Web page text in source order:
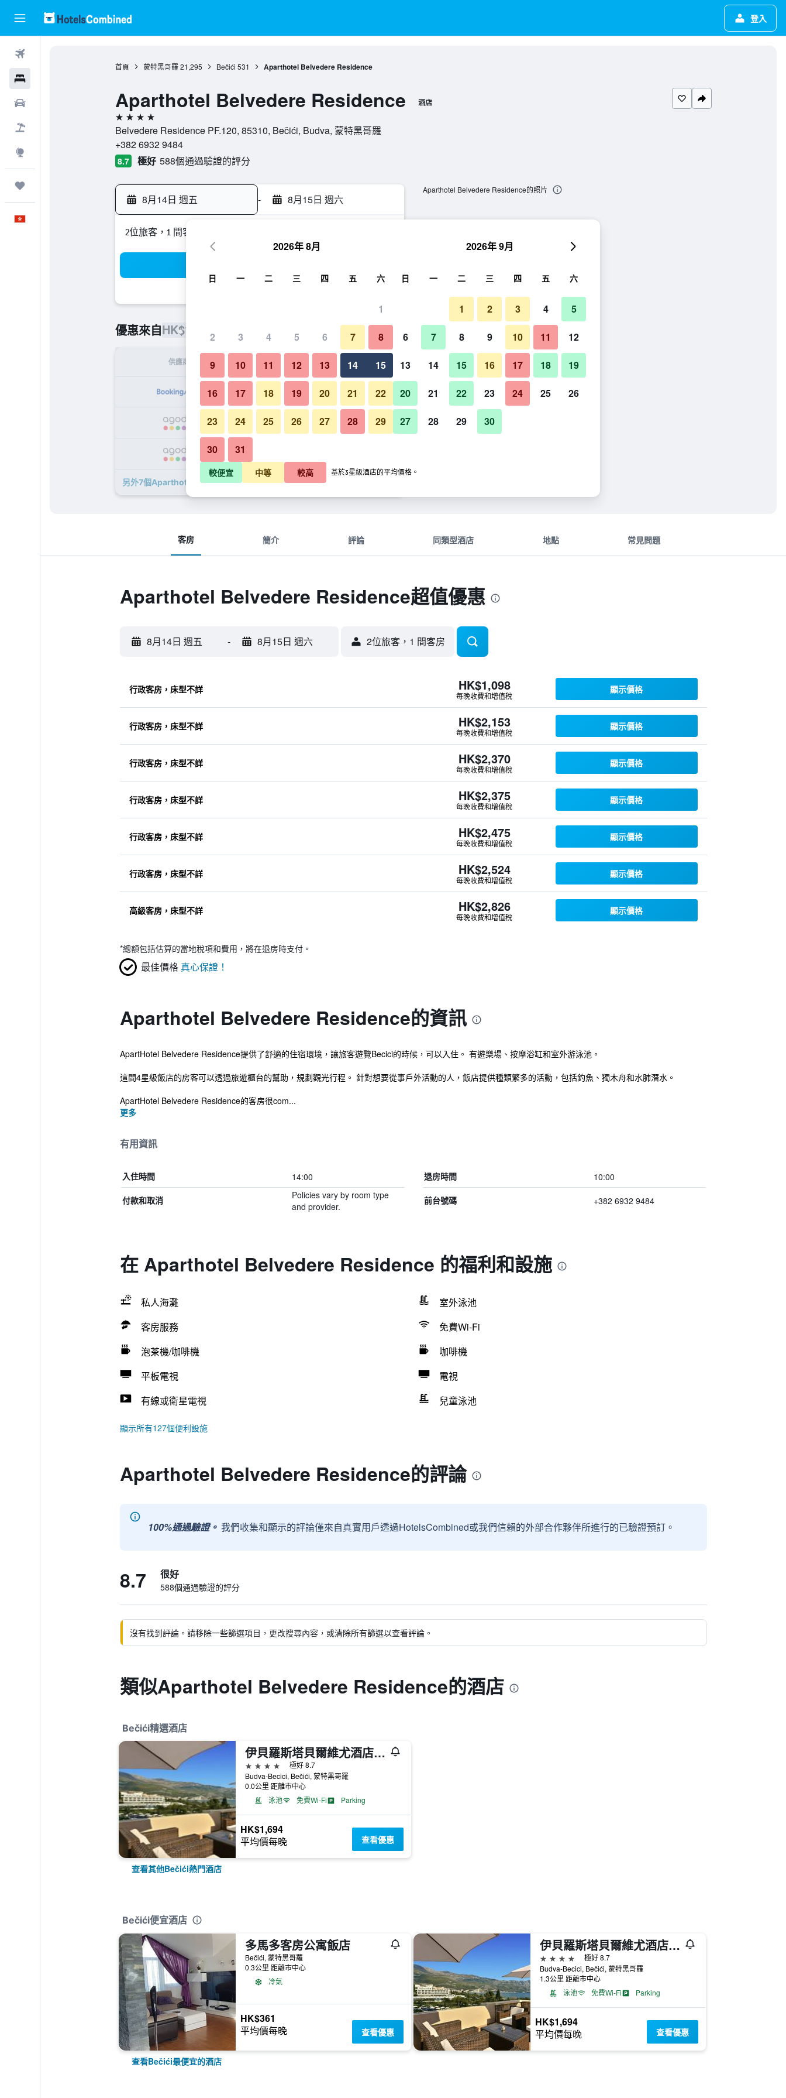
登入
首頁 蒙特黑哥羅 21,295 Bečići 531 Aparthotel Belvedere Residence
Aparthotel Belvedere Residence 酒店
4星級
Belvedere Residence PF.120, 85310, Bečići, Budva, 蒙特黑哥羅
+382 6932 9484
8.7 極好 588個通過驗證的評分
8月14日 週五 - 8月15日 週六
2位旅客，1 間客房
優惠來自HK$1,098
供應商 每晚總額
HK$1,098 查看優惠
HK$2,153 查看優惠
另外7個Aparthotel Belvedere Residence​的優惠
Aparthotel Belvedere Residence的照片
客房 簡介 評論 同類型酒店 地點 常見問題
Aparthotel Belvedere Residence超值優惠
8月14日 週五 - 8月15日 週六 2位旅客，1 間客房
行政客房，床型不詳 HK$1,098
每晚收費和增值稅
顯示價格
行政客房，床型不詳 HK$2,153
每晚收費和增值稅
顯示價格
行政客房，床型不詳 HK$2,370
每晚收費和增值稅
顯示價格
行政客房，床型不詳 HK$2,375
每晚收費和增值稅
顯示價格
行政客房，床型不詳 HK$2,475
每晚收費和增值稅
顯示價格
行政客房，床型不詳 HK$2,524
每晚收費和增值稅
顯示價格
高級客房，床型不詳 HK$2,826
每晚收費和增值稅
顯示價格
*總額包括估算的當地稅項和費用，將在退房時支付。
最佳價格 真心保證！
Aparthotel Belvedere Residence的資訊
ApartHotel Belvedere Residence提供了舒適的住宿環境，讓旅客遊覽Becici的時候，可以入住。 有遊樂場、按摩浴缸和室外游泳池。
這間4星級飯店的房客可以透過旅遊櫃台的幫助，規劃觀光行程。 針對想要從事戶外活動的人，飯店提供種類繁多的活動，包括釣魚、獨木舟和水肺潛水。
ApartHotel Belvedere Residence的客房很com...
更多
有用資訊
入住時間 14:00 退房時間 10:00
付款和取消
Policies vary by room type
and provider.
前台號碼 +382 6932 9484
在 Aparthotel Belvedere Residence 的福利和設施
私人海灘
室外泳池
客房服務
免費Wi-Fi
泡茶機/咖啡機
咖啡機
平板電視
電視
有線或衛星電視
兒童泳池
顯示所有127個便利設施
Aparthotel Belvedere Residence的評論
100%通過驗證。 我們收集和顯示的評論僅來自真實用戶透過HotelsCombined或我們信賴的外部合作夥伴所進行的已驗證預訂。
8.7 很好
588個通過驗證的評分
沒有找到評論。請移除一些篩選項目，更改搜尋內容，或清除所有篩選以查看評論。
類似Aparthotel Belvedere Residence的酒店
Bečići精選酒店
伊貝羅斯塔貝爾維尤酒店 - 式 - 貝西奇
4星級
極好 8.7
Budva-Becici, Bečići, 蒙特黑哥羅
0.0公里 距離市中心
泳池
免費Wi-Fi Parking
HK$1,694
平均價每晚 查看優惠
查看其他Bečići熱門酒店
Bečići便宜酒店
多馬多客房公寓飯店
Bečići, 蒙特黑哥羅
0.3公里 距離市中心
冷氣
HK$361
平均價每晚 查看優惠
伊貝羅斯塔貝爾維尤酒店 - 式 - 貝西奇
4星級
極好 8.7
Budva-Becici, Bečići, 蒙特黑哥羅
1.3公里 距離市中心
泳池
免費Wi-Fi Parking
HK$1,694
平均價每晚 查看優惠
查看Bečići最便宜的酒店
2026年 8月
日 一 二 三 四 五 六
1
2 3 4 5 6 7 8
9 10 11 12 13 14 15
16 17 18 19 20 21 22
23 24 25 26 27 28 29
30 31
2026年 9月
日 一 二 三 四 五 六
1 2 3 4 5
6 7 8 9 10 11 12
13 14 15 16 17 18 19
20 21 22 23 24 25 26
27 28 29 30
較便宜 中等 較高 基於3星級酒店的平均價格。